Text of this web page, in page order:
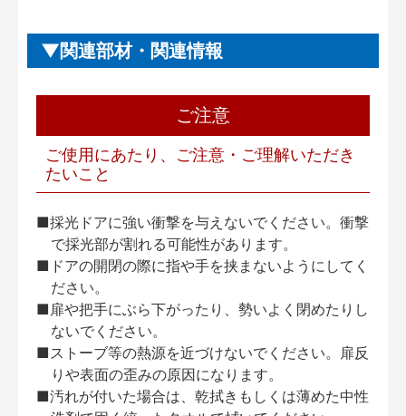
関連部材・関連情報
ご注意
ご使用にあたり、ご注意・ご理解いただき
たいこと
■採光ドアに強い衝撃を与えないでください。衝撃
で採光部が割れる可能性があります。
■ドアの開閉の際に指や手を挟まないようにしてく
ださい。
■扉や把手にぶら下がったり、勢いよく閉めたりし
ないでください。
■ストーブ等の熱源を近づけないでください。扉反
りや表面の歪みの原因になります。
■汚れが付いた場合は、乾拭きもしくは薄めた中性